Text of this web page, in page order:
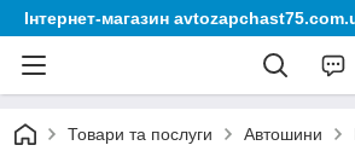
Інтернет-магазин
Товари та послуги Автошини